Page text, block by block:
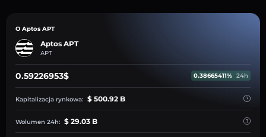
O Aptos APT
Aptos APT
APT
0.59226953$ 0.38665411% 24h
Kapitalizacja rynkowa: $ 500.92 B
Wolumen 24h: $ 29.03 B